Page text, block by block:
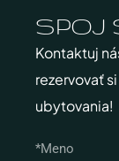
SPOJ
Kontaktuj
rezervovať
ubytovania!